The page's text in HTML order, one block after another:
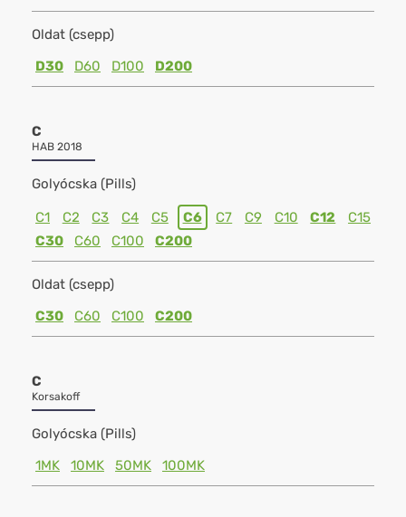
Oldat (csepp)
D30
D60 D100 D200
C
HAB 2018
Golyócska (Pills)
C1 C2 C3 C4 C5 C6 C7 C9 C10 C12
C15
C30
C60 C100 C200
Oldat (csepp)
C30
C60 C100 C200
C
Korsakoff
Golyócska (Pills)
1MK
10MK 50MK 100MK